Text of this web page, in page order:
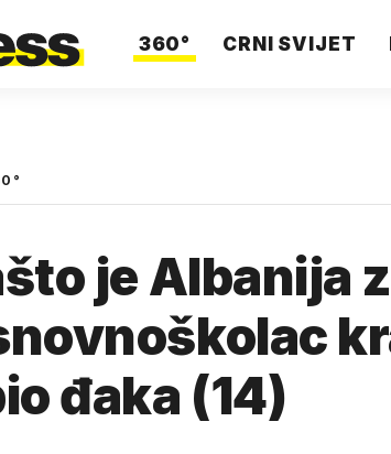
360° CRNI SVIJET
je Albanija
đaka (14)